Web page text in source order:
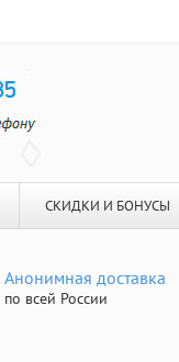
СКИДКИ И БОНУСЫ
Анонимная доставка
по всей России